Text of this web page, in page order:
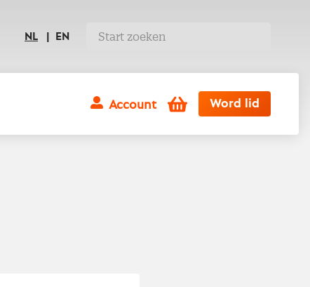
NL EN
Account Winkelwagen
Word lid